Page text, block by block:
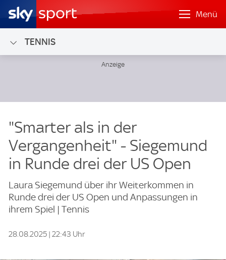
Menü
TENNIS
"Smarter als in der
Vergangenheit" - Siegemund
in Runde drei der US Open
Laura Siegemund über ihr Weiterkommen in
Runde drei der US Open und Anpassungen in
ihrem Spiel | Tennis
28.08.2025 | 22:43 Uhr